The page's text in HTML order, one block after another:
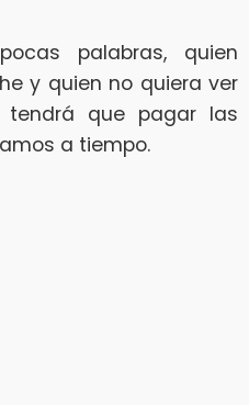
palabras, quien
y quien no quiera ver
que pagar las
a tiempo.